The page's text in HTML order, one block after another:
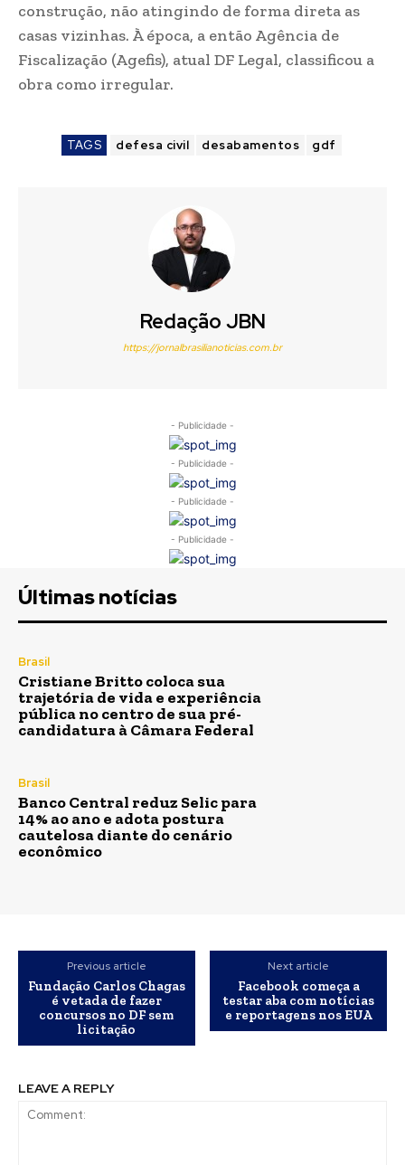
construção, não atingindo de forma direta as
casas vizinhas. À época, a então Agência de
Fiscalização (Agefis), atual DF Legal, classificou a
obra como irregular.
TAGS defesa civil desabamentos gdf
Redação JBN
https://jornalbrasilianoticias.com.br
- Publicidade -
- Publicidade -
- Publicidade -
- Publicidade -
Últimas notícias
Brasil
Cristiane Britto coloca sua
trajetória de vida e experiência
pública no centro de sua pré-
candidatura à Câmara Federal
Brasil
Banco Central reduz Selic para
14% ao ano e adota postura
cautelosa diante do cenário
econômico
Previous article
Fundação Carlos Chagas
é vetada de fazer
concursos no DF sem
licitação
Next article
Facebook começa a
testar aba com notícias
e reportagens nos EUA
LEAVE A REPLY